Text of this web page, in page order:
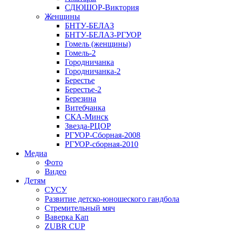
СДЮШОР-Виктория
Женщины
БНТУ-БЕЛАЗ
БНТУ-БЕЛАЗ-РГУОР
Гомель (женщины)
Гомель-2
Городничанка
Городничанка-2
Берестье
Берестье-2
Березина
Витебчанка
СКА-Минск
Звезда-РЦОР
РГУОР-Сборная-2008
РГУОР-сборная-2010
Медиа
Фото
Видео
Детям
СУСУ
Развитие детско-юношеского гандбола
Стремительный мяч
Ваверка Кап
ZUBR CUP